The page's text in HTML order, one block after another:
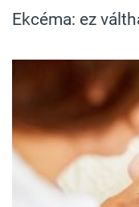
Ekcéma: ez